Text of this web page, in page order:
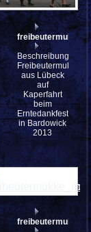
Beschreibung:
Freibeutermukke
aus Lübeck
auf
Kaperfahrt
beim
Erntedankfest
in Bardowick
2013